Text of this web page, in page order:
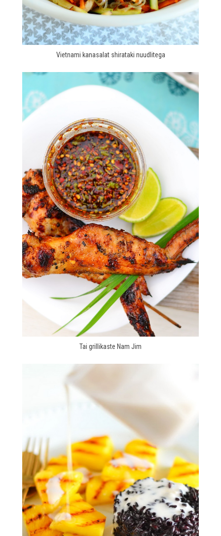
Vietnami kanasalat shirataki nuudlitega
Tai grillikaste Nam Jim